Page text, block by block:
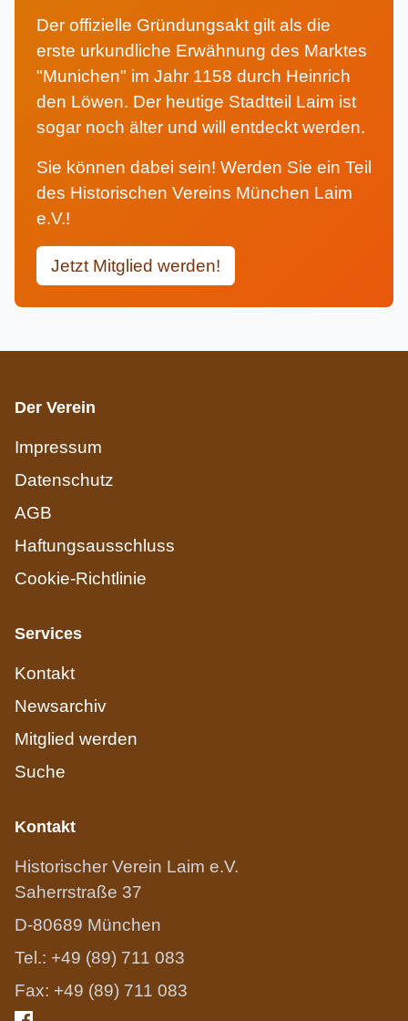
Der offizielle Gründungsakt gilt als die
erste urkundliche Erwähnung des Marktes
"Munichen" im Jahr 1158 durch Heinrich
den Löwen. Der heutige Stadtteil Laim ist
sogar noch älter und will entdeckt werden.
Sie können dabei sein! Werden Sie ein Teil
des Historischen Vereins München Laim
e.V.!
Jetzt Mitglied werden!
Der Verein
Impressum
Datenschutz
AGB
Haftungsausschluss
Cookie-Richtlinie
Services
Kontakt
Newsarchiv
Mitglied werden
Suche
Kontakt
Historischer Verein Laim e.V.
Saherrstraße 37
D-80689 München
Tel.: +49 (89) 711 083
Fax: +49 (89) 711 083